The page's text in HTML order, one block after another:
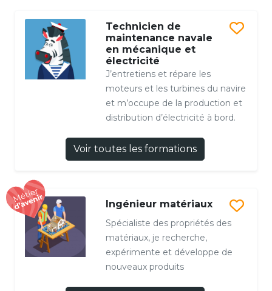
Technicien de
maintenance navale
en mécanique et
électricité
J’entretiens et répare les
moteurs et les turbines du navire
et m’occupe de la production et
distribution d’électricité à bord.
Voir toutes les formations
Ingénieur matériaux
Spécialiste des propriétés des
matériaux, je recherche,
expérimente et développe de
nouveaux produits